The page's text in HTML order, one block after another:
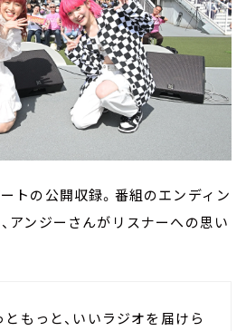
トの公開収録。番組のエンディン
アンジーさんがリスナーへの思い
ともっと、いいラジオを届けら